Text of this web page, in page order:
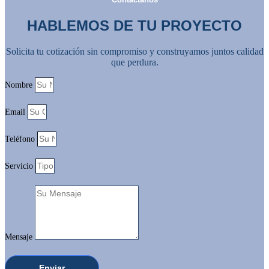
HABLEMOS DE TU PROYECTO
Solicita tu cotización sin compromiso y construyamos juntos calidad
que perdura.
Nombre
Email
Teléfono
Servicio
Mensaje